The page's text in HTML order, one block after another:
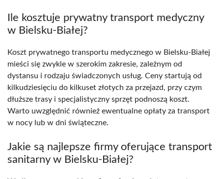
Ile kosztuje prywatny transport medyczny
w Bielsku-Białej?
Koszt prywatnego transportu medycznego w Bielsku-Białej
mieści się zwykle w szerokim zakresie, zależnym od
dystansu i rodzaju świadczonych usług. Ceny startują od
kilkudziesięciu do kilkuset złotych za przejazd, przy czym
dłuższe trasy i specjalistyczny sprzęt podnoszą koszt.
Warto uwzględnić również ewentualne opłaty za transport
w nocy lub w dni świąteczne.
Jakie są najlepsze firmy oferujące transport
sanitarny w Bielsku-Białej?